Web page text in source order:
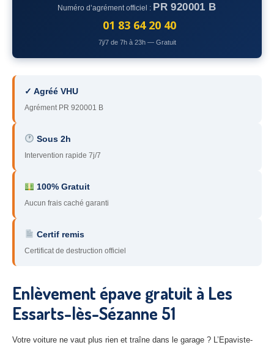
– Yvelines
– Hauts-de-Seine
93– Seine-Saint-Denis
94 – Val-de-Marne
95– Val d’Oise
91 – Essonne
– Yonne
60 – Oise
45 – Loiret
10– Aube
Numéro d’agrément officiel : PR 920001 B
01 83 64 20 40
7j/7 de 7h à 23h — Gratuit
✓ Agréé VHU
Agrément PR 920001 B
Sous 2h
Intervention rapide 7j/7
100% Gratuit
Aucun frais caché garanti
Certif remis
Certificat de destruction officiel
Enlèvement épave gratuit à Les
Essarts-lès-Sézanne 51
Votre voiture ne vaut plus rien et traîne dans le garage ? L’Epaviste-